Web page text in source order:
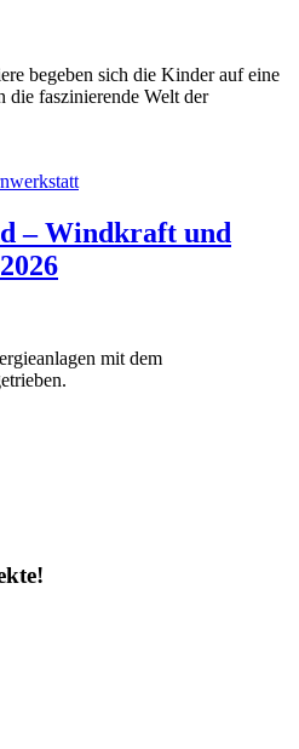
begeben sich die Kinder auf eine
die faszinierende Welt der
– Windkraft und
mit dem